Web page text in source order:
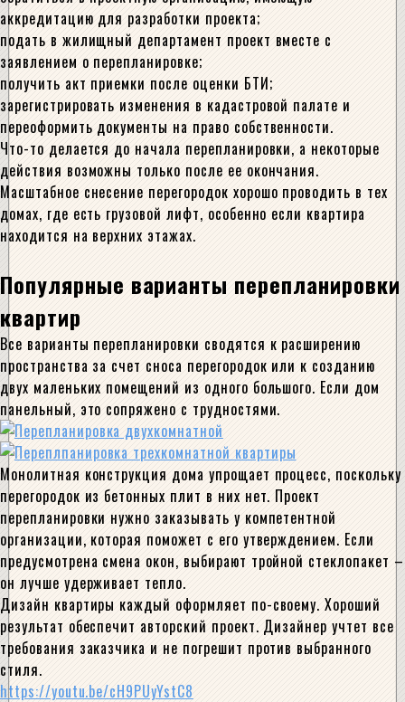
аккредитацию для разработки проекта;
подать в жилищный департамент проект вместе с
заявлением о перепланировке;
получить акт приемки после оценки БТИ;
зарегистрировать изменения в кадастровой палате и
переоформить документы на право собственности.
Что-то делается до начала перепланировки, а некоторые
действия возможны только после ее окончания.
Масштабное снесение перегородок хорошо проводить в тех
домах, где есть грузовой лифт, особенно если квартира
находится на верхних этажах.
Популярные варианты перепланировки
квартир
Все варианты перепланировки сводятся к расширению
пространства за счет сноса перегородок или к созданию
двух маленьких помещений из одного большого. Если дом
панельный, это сопряжено с трудностями.
Монолитная конструкция дома упрощает процесс, поскольку
перегородок из бетонных плит в них нет. Проект
перепланировки нужно заказывать у компетентной
организации, которая поможет с его утверждением. Если
предусмотрена смена окон, выбирают тройной стеклопакет –
он лучше удерживает тепло.
Дизайн квартиры каждый оформляет по-своему. Хороший
результат обеспечит авторский проект. Дизайнер учтет все
требования заказчика и не погрешит против выбранного
стиля.
https://youtu.be/cH9PUyYstC8